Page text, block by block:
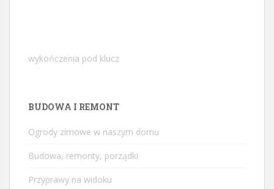
wykończenia pod klucz
BUDOWA I REMONT
Ogrody zimowe w naszym domu
Budowa, remonty, porządki
Przyprawy na widoku